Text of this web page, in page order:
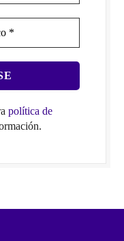
política de